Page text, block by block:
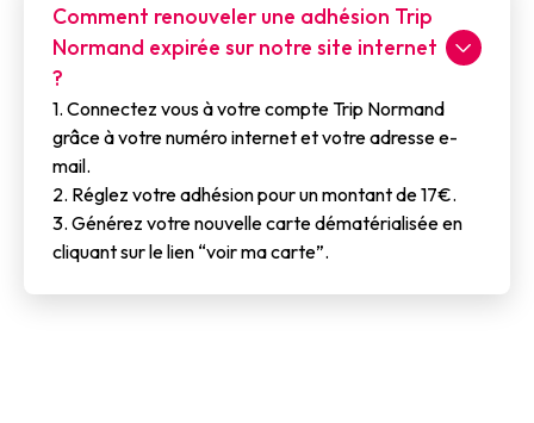
Comment renouveler une adhésion Trip
Normand expirée sur notre site internet
?
1. Connectez vous à votre compte Trip Normand
grâce à votre numéro internet et votre adresse e-
mail.
2. Réglez votre adhésion pour un montant de 17€.
3. Générez votre nouvelle carte dématérialisée en
cliquant sur le lien “voir ma carte”.